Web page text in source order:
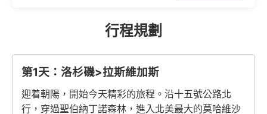
行程規劃
第1天：洛杉磯>拉斯維加斯
迎着朝陽，開始今天精彩的旅程。沿十五號公路北
行，穿過聖伯納丁諾森林，進入北美最大的莫哈維沙